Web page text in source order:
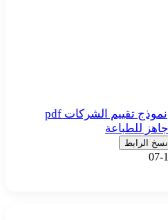
نموذج تقييم الشركات pdf
نسخ الرابط